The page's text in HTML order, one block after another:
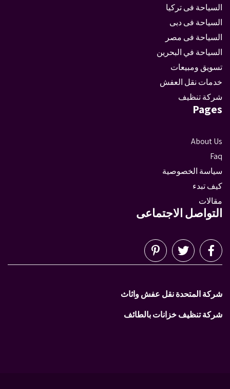
السياحة فى تركيا
السياحة فى دبى
السياحة فى مصر
السياحة في البحرين
تسويق ومبيعات
خدمات نقل العفش
شركة تنظيف
Pages
About Us
Faq
سياسة الخصوصية
كيف تبدء
مقالات
التواصل الاجتماعى
شركة المتحدة نقل عفش واثاث
شركة تنظيف خزانات بالطائف